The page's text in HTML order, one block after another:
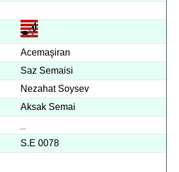
Acemaşiran
Saz Semaisi
Nezahat Soysev
Aksak Semai
S.E 0078